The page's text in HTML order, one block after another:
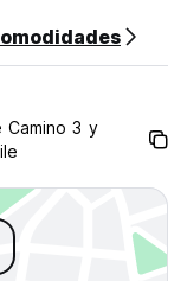
Camino 3 y